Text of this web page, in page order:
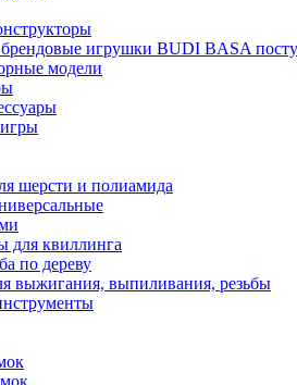
игрушки BUDI BASA
модели
шерсти и полиамида
для квиллинга
по дереву
выжигания, выпиливания, резьбы